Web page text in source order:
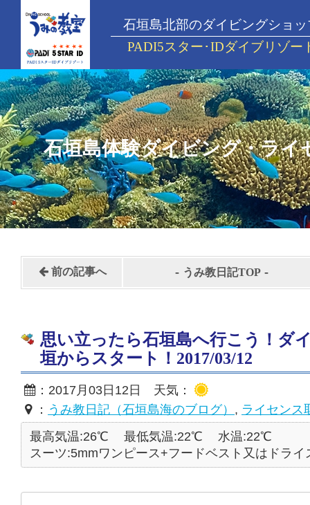
石垣島北部のダイビングショッ
PADI5スター･IDダイブリゾー
石垣島体験ダイビング・ライ
前の記事へ - うみ教日記TOP -
思い立ったら石垣島へ行こう！ダ
垣からスタート！2017/03/12
：2017月03日12日 天気：
： うみ教日記（石垣島海のブログ） , ライセンス
最高気温:26℃
最低気温:22℃
水温:22℃
スーツ:5mmワンピース+フードベスト又はドライ